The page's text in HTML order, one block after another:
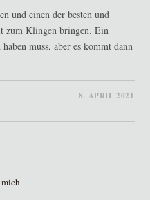
und einen der besten und
zum Klingen bringen. Ein
muss, aber es kommt dann
8. APRIL 2021